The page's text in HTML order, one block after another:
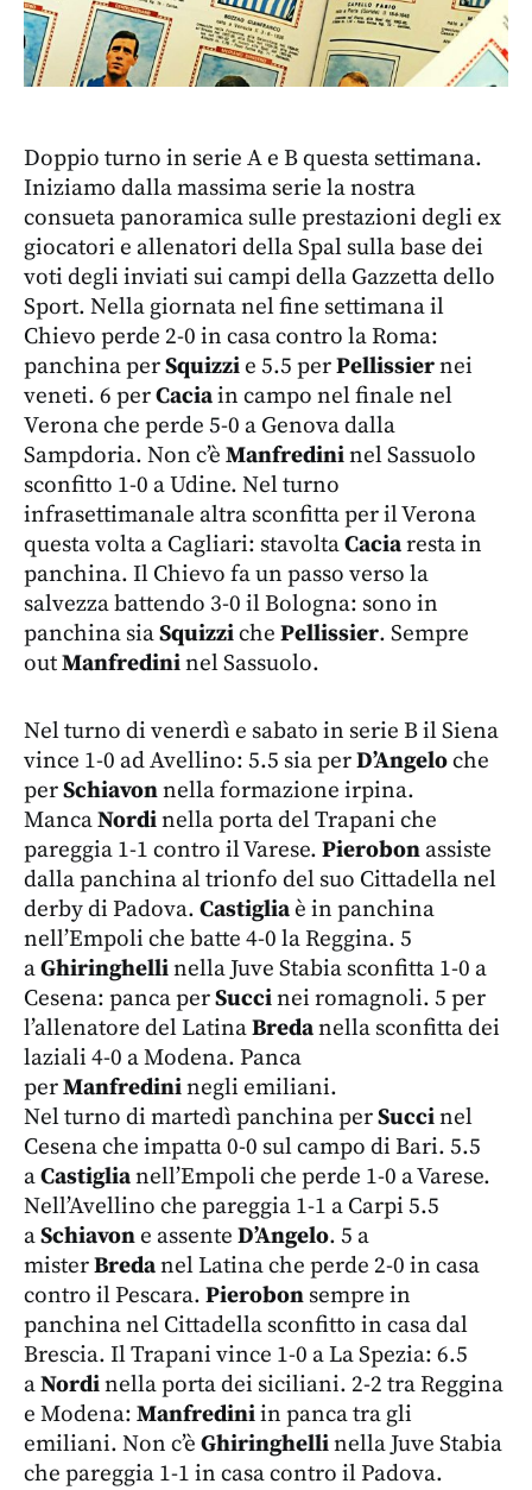
Doppio turno in serie A e B questa settimana.
Iniziamo dalla massima serie la nostra
consueta panoramica sulle prestazioni degli ex
giocatori e allenatori della Spal sulla base dei
voti degli inviati sui campi della Gazzetta dello
Sport. Nella giornata nel fine settimana il
Chievo perde 2-0 in casa contro la Roma:
panchina perSquizzie 5.5 perPellissiernei
veneti. 6 perCaciain campo nel finale nel
Verona che perde 5-0 a Genova dalla
Sampdoria. Non c’è Manfredininel Sassuolo
sconfitto 1-0 a Udine. Nel turno
infrasettimanale altra sconfitta per il Verona
questa volta a Cagliari: stavoltaCaciaresta in
panchina. Il Chievo fa un passo verso la
salvezza battendo 3-0 il Bologna: sono in
panchina siaSquizziche Pellissier. Sempre
outManfredininel Sassuolo.
Nel turno di venerdì e sabato in serie B il Siena
vince 1-0 ad Avellino: 5.5 sia perD’Angeloche
perSchiavonnella formazione irpina.
MancaNordinella porta del Trapani che
pareggia 1-1 contro il Varese. Pierobon assiste
dalla panchina al trionfo del suo Cittadella nel
derby di Padova. Castigliaè in panchina
nell’Empoli che batte 4-0 la Reggina. 5
aGhiringhellinella Juve Stabia sconfitta 1-0 a
Cesena: panca perSuccinei romagnoli. 5 per
l’allenatore del LatinaBredanella sconfitta dei
laziali 4-0 a Modena. Panca
perManfredininegli emiliani.
Nel turno di martedì panchina perSuccinel
Cesena che impatta 0-0 sul campo di Bari. 5.5
aCastiglianell’Empoli che perde 1-0 a Varese.
Nell’Avellino che pareggia 1-1 a Carpi 5.5
aSchiavone assente D’Angelo. 5 a
misterBredanel Latina che perde 2-0 in casa
contro il Pescara. Pierobon sempre in
panchina nel Cittadella sconfitto in casa dal
Brescia. Il Trapani vince 1-0 a La Spezia: 6.5
aNordinella porta dei siciliani. 2-2 tra Reggina
e Modena: Manfrediniin panca tra gli
emiliani. Non c’è Ghiringhellinella Juve Stabia
che pareggia 1-1 in casa contro il Padova.